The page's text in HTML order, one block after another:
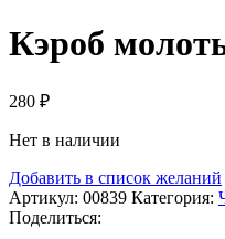
Кэроб
280 ₽
Нет в наличии
Добавить в список желаний
Артикул: 00839 Категория:
Поделиться: